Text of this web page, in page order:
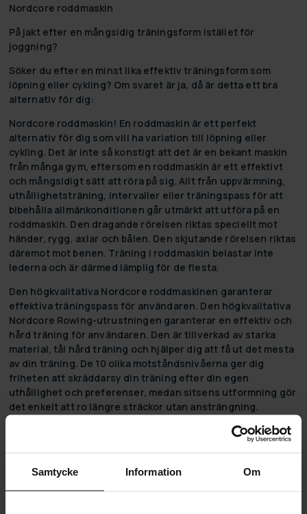
Samtycke Information Om
Nordcore roddmaskin
På jakt efter en mångsidig träningsform istället för
joggning?
Söker du efter en minst lika effektiv träningsform som
löpning eller cykling? Om svaret är ja, då är detta ett bra
alternativ för dig:
Nordcore roddmaskin! En roddmaskin är ett perfekt
alternativ för dig som vill ha variation till löpning eller
cykling. Det är inte så konstigt att det är en bekant maskin
från många gym, eftersom en roddmaskin är ett effektivt
och mångsidigt sätt att röra på sig. Allt från uppvärmning,
uthållighetsträning, intervaller eller träningspass för att
bibehålla allmänkonditionen går utmärkt att utföra på en
roddmaskin. Den dragande rörelsen riktas speciellt mot
händer, rygg, axlar och bålen. Den skjutande rörelsen riktas
däremot mot benen. Träning i roddmaskin belastar inte
lederna och är därmed lämplig för de flesta.
Den högkvalitativa Nordcore roddmaskinen garanterar
effektiva träningspass för användaren. Den högkvalitativa
Nordcore Rowing-utrustningen garanterar en effektiv och
hård träning för användaren. Den är tillverkad av starka
material, tål hård träning och hjälper dig att få ut det mesta
av din träning. De 10 olika motståndsnivåerna ger dig
friheten att skräddarsy din träning efter din egen
uthållighet och preferenser, medan sitsens utformning gör
det enkelt att ro längre sträckor utan ansträngning.
och snabb leverans
på roddmaskiner!